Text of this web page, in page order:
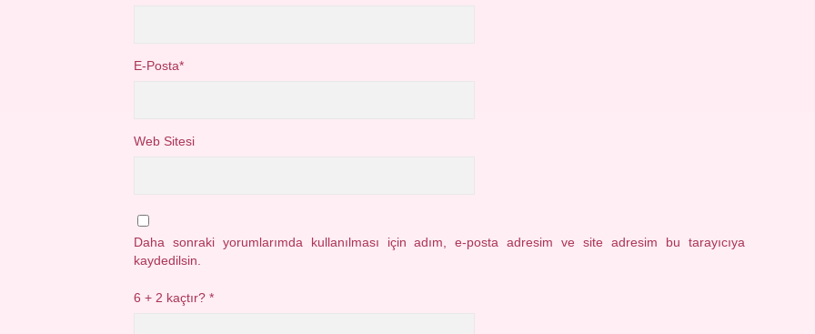
E-Posta*
Web Sitesi
Daha sonraki yorumlarımda kullanılması için adım, e-posta adresim ve site adresim bu tarayıcıya
kaydedilsin.
6 + 2 kaçtır? *